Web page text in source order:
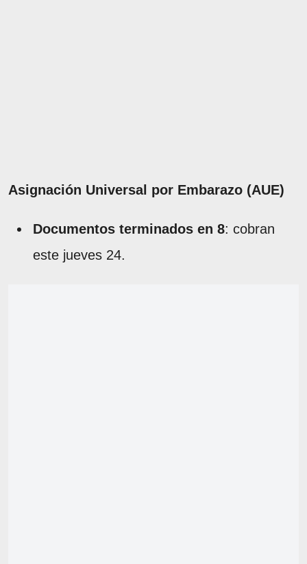
Asignación Universal por Embarazo (AUE)
Documentos terminados en 8: cobran
este jueves 24.